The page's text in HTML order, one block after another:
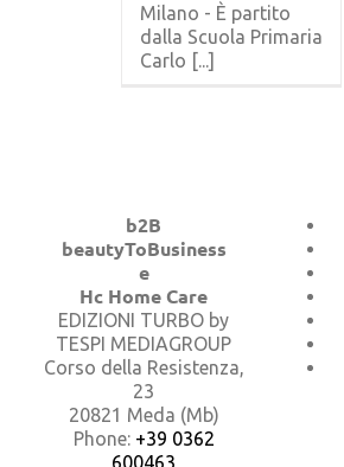
Milano - È partito
dalla Scuola Primaria
Carlo [...]
b2B
beautyToBusiness
e
Hc Home Care
EDIZIONI TURBO by
TESPI MEDIAGROUP
Corso della Resistenza,
23
20821 Meda (Mb)
Phone: +39 0362
600463